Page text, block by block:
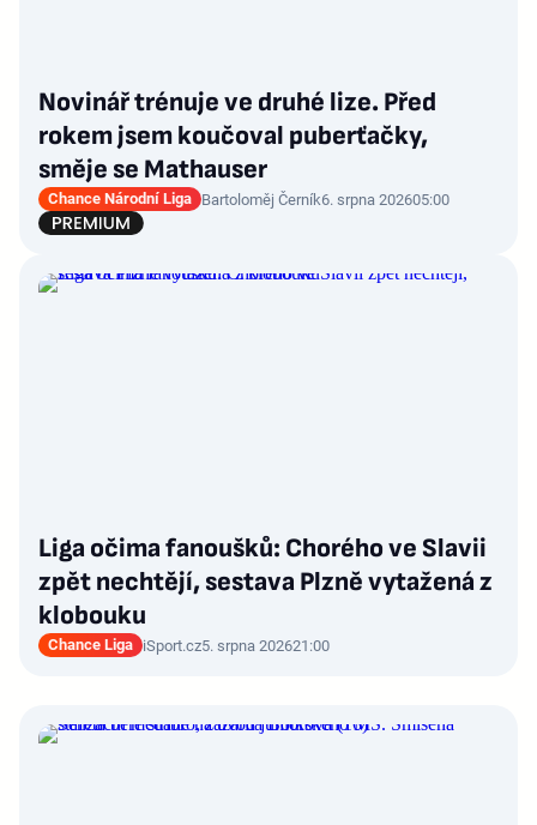
Novinář trénuje ve druhé lize. Před
rokem jsem koučoval puberťačky,
směje se Mathauser
Chance Národní Liga Bartoloměj Černík6. srpna 202605:00
Liga očima fanoušků: Chorého ve Slavii
zpět nechtějí, sestava Plzně vytažená z
klobouku
Chance Liga iSport.cz5. srpna 202621:00